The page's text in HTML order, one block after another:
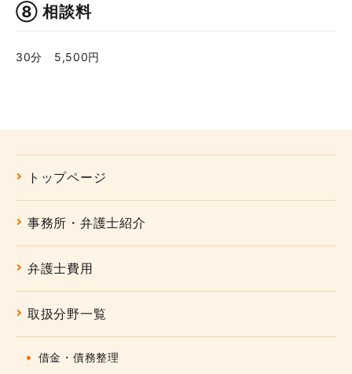
⑧ 相談料
30分 5,500円
トップページ
事務所・弁護士紹介
弁護士費用
取扱分野一覧
借金・債務整理